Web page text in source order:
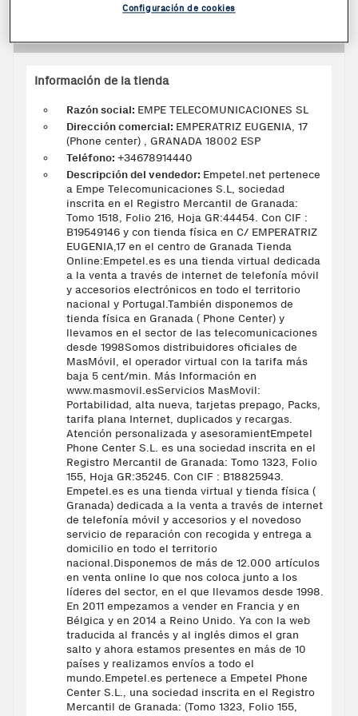
Información de la tienda
Razón social: EMPE TELECOMUNICACIONES SL
Dirección comercial: EMPERATRIZ EUGENIA, 17
(Phone center) , GRANADA 18002 ESP
Teléfono: +34678914440
Descripción del vendedor: Empetel.net pertenece
a Empe Telecomunicaciones S.L, sociedad
inscrita en el Registro Mercantil de Granada:
Tomo 1518, Folio 216, Hoja GR:44454. Con CIF :
B19549146 y con tienda física en C/ EMPERATRIZ
EUGENIA,17 en el centro de Granada Tienda
Online:Empetel.es es una tienda virtual dedicada
a la venta a través de internet de telefonía móvil
y accesorios electrónicos en todo el territorio
nacional y Portugal.También disponemos de
tienda física en Granada ( Phone Center) y
llevamos en el sector de las telecomunicaciones
desde 1998Somos distribuidores oficiales de
MasMóvil, el operador virtual con la tarifa más
baja 5 cent/min. Más Información en
www.masmovil.esServicios MasMovil:
Portabilidad, alta nueva, tarjetas prepago, Packs,
tarifa plana Internet, duplicados y recargas.
Atención personalizada y asesoramientEmpetel
Phone Center S.L. es una sociedad inscrita en el
Registro Mercantil de Granada: Tomo 1323, Folio
155, Hoja GR:35245. Con CIF : B18825943.
Empetel.es es una tienda virtual y tienda física (
Granada) dedicada a la venta a través de internet
de telefonía móvil y accesorios y el novedoso
servicio de reparación con recogida y entrega a
domicilio en todo el territorio
nacional.Disponemos de más de 12.000 artículos
en venta online lo que nos coloca junto a los
líderes del sector, en el que llevamos desde 1998.
En 2011 empezamos a vender en Francia y en
Bélgica y en 2014 a Reino Unido. Ya con la web
traducida al francés y al inglés dimos el gran
salto y ahora estamos presentes en más de 10
países y realizamos envíos a todo el
mundo.Empetel.es pertenece a Empetel Phone
Center S.L., una sociedad inscrita en el Registro
Mercantil de Granada: (Tomo 1323, Folio 155,
Configuración de cookies